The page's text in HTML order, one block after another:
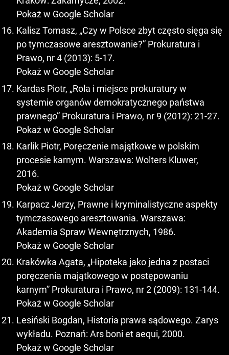
Pokaż w Google Scholar
Kalisz Tomasz, „Czy w Polsce zbyt często sięga się
po tymczasowe aresztowanie?” Prokuratura i
Prawo, nr 4 (2013): 5-17.
Pokaż w Google Scholar
Kardas Piotr, „Rola i miejsce prokuratury w
systemie organów demokratycznego państwa
prawnego” Prokuratura i Prawo, nr 9 (2012): 21-27.
Pokaż w Google Scholar
Karlik Piotr, Poręczenie majątkowe w polskim
procesie karnym. Warszawa: Wolters Kluwer,
2016.
Pokaż w Google Scholar
Karpacz Jerzy, Prawne i kryminalistyczne aspekty
tymczasowego aresztowania. Warszawa:
Akademia Spraw Wewnętrznych, 1986.
Pokaż w Google Scholar
Krakówka Agata, „Hipoteka jako jedna z postaci
poręczenia majątkowego w postępowaniu
karnym” Prokuratura i Prawo, nr 2 (2009): 131-144.
Pokaż w Google Scholar
Lesiński Bogdan, Historia prawa sądowego. Zarys
wykładu. Poznań: Ars boni et aequi, 2000.
Pokaż w Google Scholar